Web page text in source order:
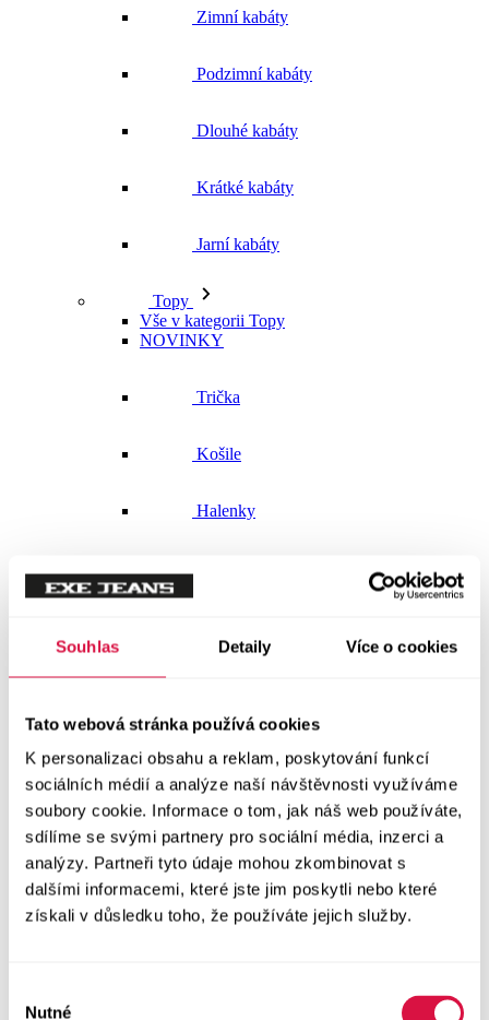
Souhlas Detaily Více o cookies
Tato webová stránka používá cookies
K personalizaci obsahu a reklam, poskytování funkcí
sociálních médií a analýze naší návštěvnosti využíváme
soubory cookie. Informace o tom, jak náš web používáte,
sdílíme se svými partnery pro sociální média, inzerci a
analýzy. Partneři tyto údaje mohou zkombinovat s
dalšími informacemi, které jste jim poskytli nebo které
získali v důsledku toho, že používáte jejich služby.
Nutné
Zimní kabáty
Podzimní kabáty
Dlouhé kabáty
Krátké kabáty
Jarní kabáty
Topy
Vše v kategorii Topy
NOVINKY
Trička
Košile
Halenky
Vše v kategorii Svetry a mikiny
Mikiny
Svetry
Šaty a sukně
Vše v kategorii Šaty a sukně
NOVINKY
Letní šaty